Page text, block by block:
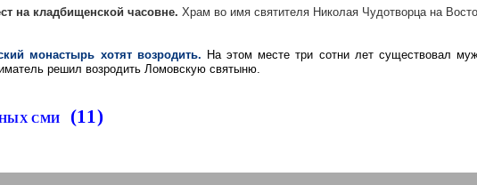
на кладбищенской часовне. Храм во имя святителя Николая Чудотворца на
монастырь хотят возродить. На этом месте три сотни лет существовал
решил возродить Ломовскую святыню.
СМИ (11)